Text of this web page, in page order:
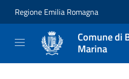
Regione Emilia Romagna
Comune di
Marina